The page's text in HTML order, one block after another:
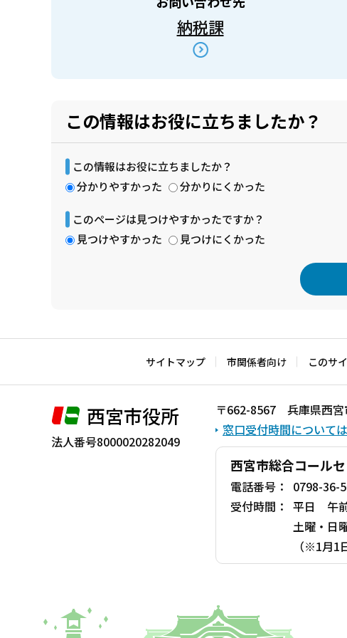
納税課
この情報はお役に立ちましたか？
この情報はお役に立ちましたか？
分かりやすかった
分かりにくかった
このページは見つけやすかったですか？
見つけやすかった
見つけにくかった
文
で
サイトマップ 市関係者向け このサ
西宮市役所
法人番号8000020282049
〒662-8567 兵庫県西宮
窓口受付時間について
西宮市総合コール
電話番号：
0798-36-
受付時間： 平日 午
土曜・日
（※1月1